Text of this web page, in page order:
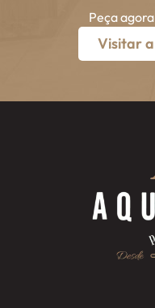
Peça
Visitar